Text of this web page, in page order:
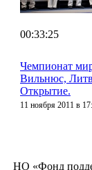
00:33:25
Чемпионат
Вильнюс,
Открытие.
11 ноября 2011 в
НО «Фонд